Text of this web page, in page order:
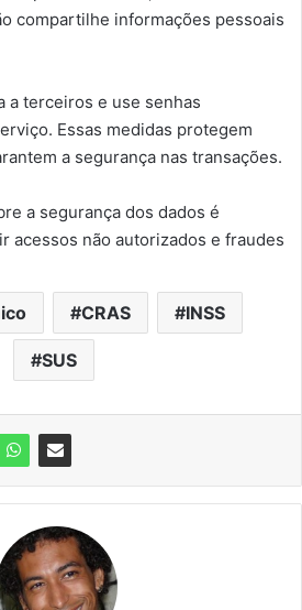
compartilhe informações pessoais
a terceiros e use senhas
Essas medidas protegem
a segurança nas transações.
a segurança dos dados é
acessos não autorizados e fraudes
CRAS INSS
SUS